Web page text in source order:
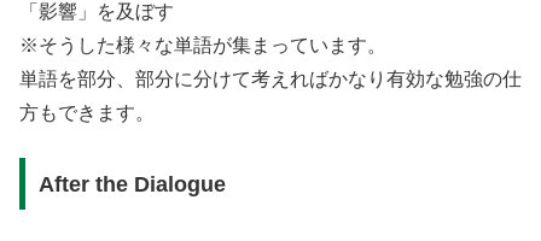
「影響」を及ぼす
※そうした様々な単語が集まっています。
単語を部分、部分に分けて考えればかなり有効な勉強の仕
方もできます。
After the Dialogue